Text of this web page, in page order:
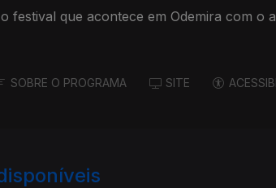
festival que acontece em Odemira com o
SOBRE O PROGRAMA SITE